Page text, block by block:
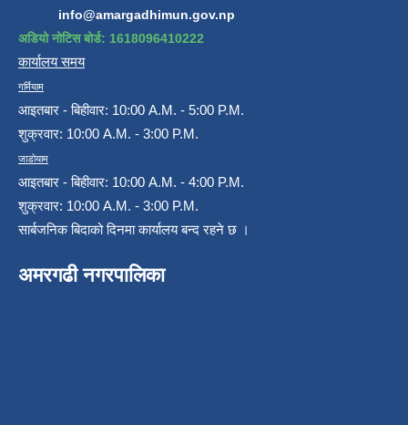
info@amargadhimun.gov.np
अडियो नोटिस बोर्ड: 1618096410222
कार्यालय समय
गर्मियाम
आइतबार - बिहीवार: 10:00 A.M. - 5:00 P.M.
शुक्रवार: 10:00 A.M. - 3:00 P.M.
जाडोयाम
आइतबार - बिहीवार: 10:00 A.M. - 4:00 P.M.
शुक्रवार: 10:00 A.M. - 3:00 P.M.
सार्बजनिक बिदाको दिनमा कार्यालय बन्द रहने छ ।
अमरगढी नगरपालिका